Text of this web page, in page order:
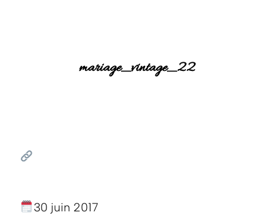
mariage_vintage_22
30 juin 2017